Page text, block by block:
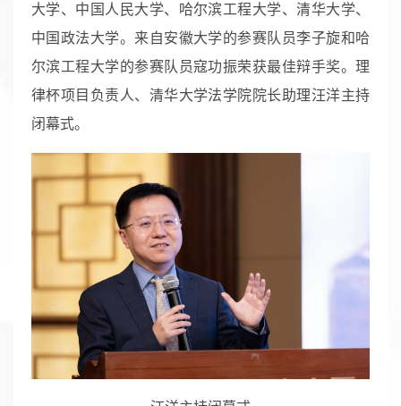
大学、中国人民大学、哈尔滨工程大学、清华大学、
中国政法大学。来自安徽大学的参赛队员李子旋和哈
尔滨工程大学的参赛队员寇功振荣获最佳辩手奖。理
律杯项目负责人、清华大学法学院院长助理汪洋主持
闭幕式。